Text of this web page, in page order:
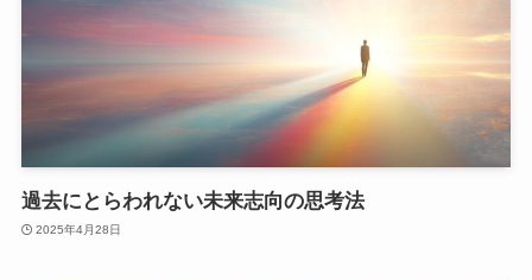
過去にとらわれない未来志向の思考法
2025年4月28日